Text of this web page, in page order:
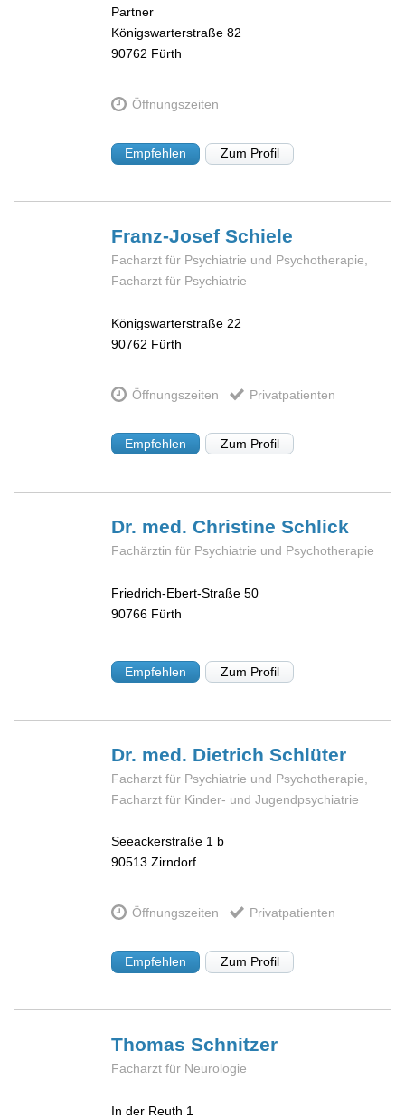
Partner
Königswarterstraße 82
90762 Fürth
Öffnungszeiten
Empfehlen Zum Profil
Franz-JosefSchiele
Facharzt für Psychiatrie und Psychotherapie,
Facharzt für Psychiatrie
Königswarterstraße 22
90762 Fürth
Öffnungszeiten Privatpatienten
Empfehlen Zum Profil
Dr. med. ChristineSchlick
Fachärztin für Psychiatrie und Psychotherapie
Friedrich-Ebert-Straße 50
90766 Fürth
Empfehlen Zum Profil
Dr. med. DietrichSchlüter
Facharzt für Psychiatrie und Psychotherapie,
Facharzt für Kinder- und Jugendpsychiatrie
Seeackerstraße 1 b
90513 Zirndorf
Öffnungszeiten Privatpatienten
Empfehlen Zum Profil
ThomasSchnitzer
Facharzt für Neurologie
In der Reuth 1